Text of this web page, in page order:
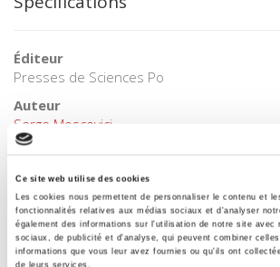
Ce site web utilise des cookies
Les cookies nous permettent de personnaliser le contenu et
fonctionnalités relatives aux médias sociaux et d'analyser
également des informations sur l'utilisation de notre site avec
sociaux, de publicité et d'analyse, qui peuvent combiner
informations que vous leur avez fournies ou qu'ils ont
de leurs services.
Éditeur
Presses de Sciences Po
Auteur
Serge Moscovici
Collection
Académique
Langue
français
Mots clés